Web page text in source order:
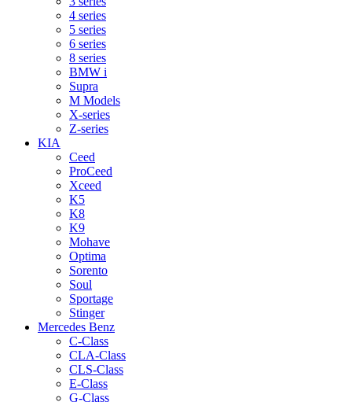
4 series
5 series
6 series
8 series
BMW i
Supra
M Models
X-series
Z-series
KIA
Ceed
ProCeed
Xceed
K5
K8
K9
Mohave
Optima
Sorento
Soul
Sportage
Stinger
Mercedes Benz
C-Class
CLA-Class
CLS-Class
E-Class
G-Class